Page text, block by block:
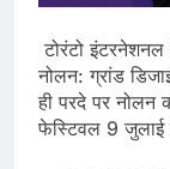
टोरंटो
नोलन: ग्रांड
ही परदे पर नोलन
फेस्टिवल 9